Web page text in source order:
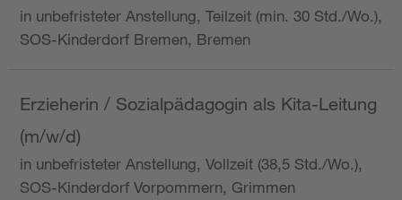
in unbefristeter Anstellung, Teilzeit (min. 30 Std./Wo.),
SOS-Kinderdorf Bremen, Bremen
Erzieherin / Sozialpädagogin als Kita-Leitung
(m/w/d)
in unbefristeter Anstellung, Vollzeit (38,5 Std./Wo.),
SOS-Kinderdorf Vorpommern, Grimmen